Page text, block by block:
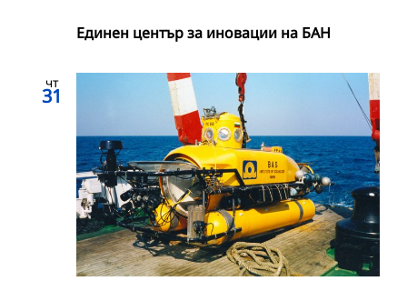
Единен център за иновации на БАН
чт
31